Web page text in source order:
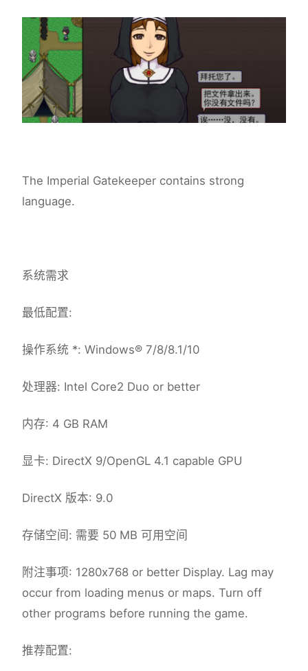
The Imperial Gatekeeper contains strong
language.
系统需求
最低配置:
操作系统 *: Windows® 7/8/8.1/10
处理器: Intel Core2 Duo or better
内存: 4 GB RAM
显卡: DirectX 9/OpenGL 4.1 capable GPU
DirectX 版本: 9.0
存储空间: 需要 50 MB 可用空间
附注事项: 1280x768 or better Display. Lag may
occur from loading menus or maps. Turn off
other programs before running the game.
推荐配置: